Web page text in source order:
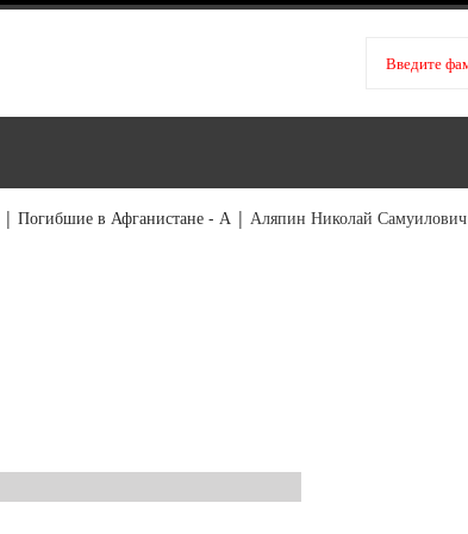
| Погибшие в Афганистане - А | Аляпин Николай Самуилович